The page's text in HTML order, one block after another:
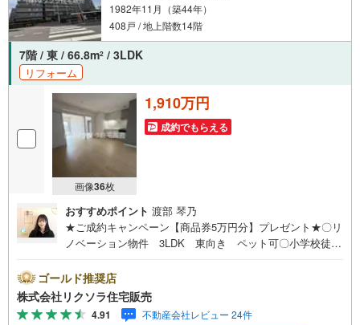
1982年11月（築44年）
408戸 / 地上階数14階
7階 / 東 / 66.8m2 / 3LDK
リフォーム
画像36枚
1,910万円
成約でもらえる
おすすめポイント 渡部 琴乃
★ご成約キャンペーン【商品券5万円分】プレゼント★〇リ
ノベーション物件 3LDK 東向き ペット可〇小学校徒歩
テムキッチン■営業時間 9:30～20:00 ■即日案内可能！※
当日・翌日のご案内はお電話でのお問合せがスムーズ■定休
日 毎週水曜日◇弊社ホームページよりLINEでのお問合せ
ゴールド推奨店
株式会社リクソラ住宅販売
4.91 不動産会社レビュー 24件